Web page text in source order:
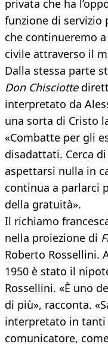
privata che ha
funzione di servizio
che continueremo
civile attraverso il
Dalla stessa parte
Don Chisciotte
interpretato da
una sorta di Cristo
«Combatte per gli
disadattati. Cerca
aspettarsi nulla in
continua a parlarci
della gratuità».
Il richiamo
nella proiezione di
Roberto Rossellini.
1950 è stato il
Rossellini. «È uno
di più», racconta.
interpretato in tanti
comunicatore,